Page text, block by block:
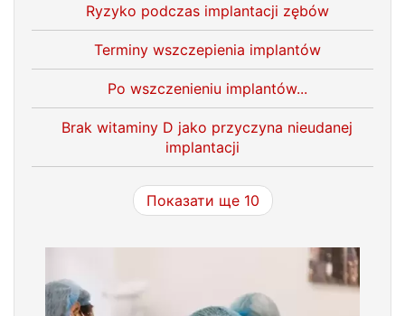
Ryzyko podczas implantacji zębów
Terminy wszczepienia implantów
Po wszczenieniu implantów...
Brak witaminy D jako przyczyna nieudanej
implantacji
Показати ще 10